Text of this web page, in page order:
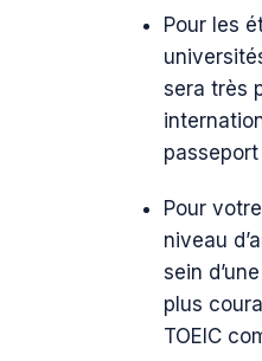
Pour les
sera très
Pour
niveau
sein
plus
TOEIC